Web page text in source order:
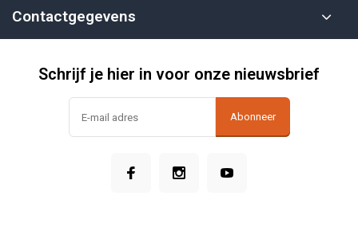
Contactgegevens
Schrijf je hier in voor onze nieuwsbrief
Abonneer